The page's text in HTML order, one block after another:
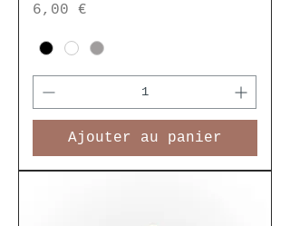
Prix
6,00 €
Ajouter au panier